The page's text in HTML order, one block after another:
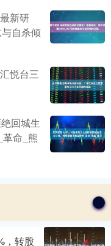
新研
自杀倾
悦台三
回城生
命_熊
，转股